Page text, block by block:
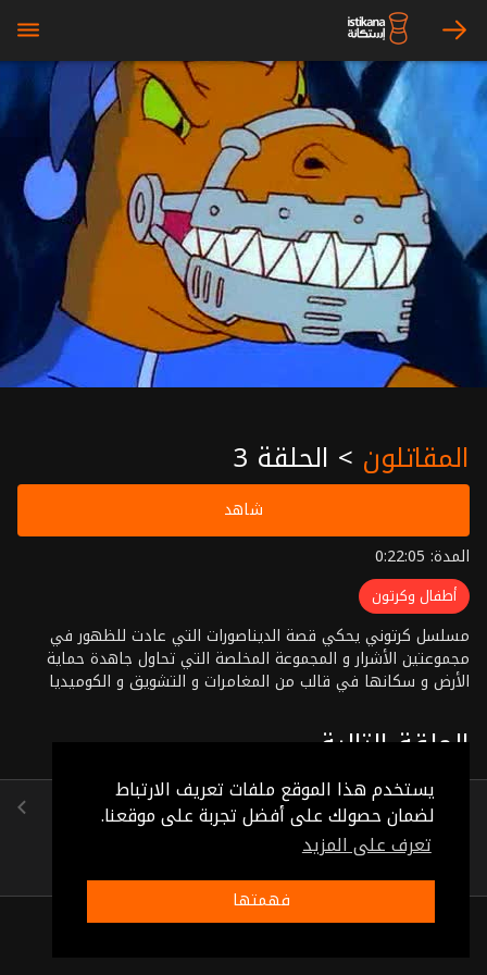
يستخدم هذا الموقع ملفات تعريف الارتباط
لضمان حصولك على أفضل تجربة على موقعنا.
تعرف على المزيد
فهمتها
arrow_right
bars
المقاتلون > الحلقة 3
شاهد
المدة: 0:22:05
أطفال وكرتون
مسلسل كرتوني يحكي قصة الديناصورات التي عادت للظهور في
مجموعتين الأشرار و المجموعة المخلصة التي تحاول جاهدة حماية
الأرض و سكانها في قالب من المغامرات و التشويق و الكوميديا
الحلقة التالية
الحلقة 4
(0:21:57)